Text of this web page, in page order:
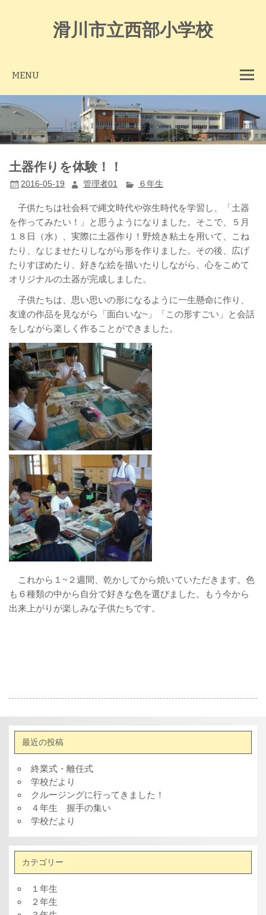
滑川市立西部小学校
MENU
土器作りを体験！！
2016-05-19 管理者01 ６年生
子供たちは社会科で縄文時代や弥生時代を学習し、「土器
を作ってみたい！」と思うようになりました。そこで、５月
１８日（水）、実際に土器作り！野焼き粘土を用いて、こね
たり、なじませたりしながら形を作りました。その後、広げ
たりすぼめたり、好きな絵を描いたりしながら、心をこめて
オリジナルの土器が完成しました。
子供たちは、思い思いの形になるように一生懸命に作り、
友達の作品を見ながら「面白いな~」「この形すごい」と会話
をしながら楽しく作ることができました。
これから１~２週間、乾かしてから焼いていただきます。色
も６種類の中から自分で好きな色を選びました。もう今から
出来上がりが楽しみな子供たちです。
最近の投稿
終業式・離任式
学校だより
クルージングに行ってきました！
４年生 握手の集い
学校だより
カテゴリー
１年生
２年生